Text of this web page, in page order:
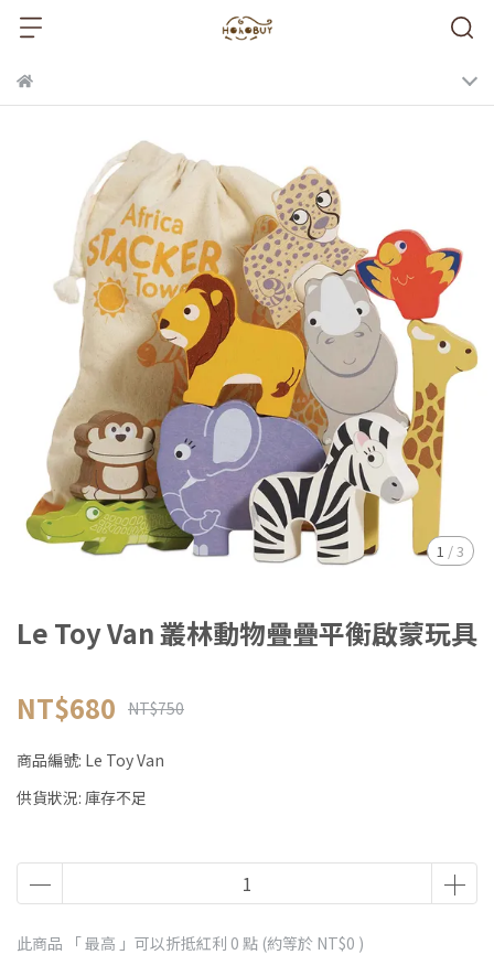
1 /3
Le Toy Van 叢林動物疊疊平衡啟蒙玩具
NT$680 NT$750
商品編號: Le Toy Van
供貨狀況: 庫存不足
此商品 「 最高 」可以折抵紅利 0 點 (約等於 NT$0 )